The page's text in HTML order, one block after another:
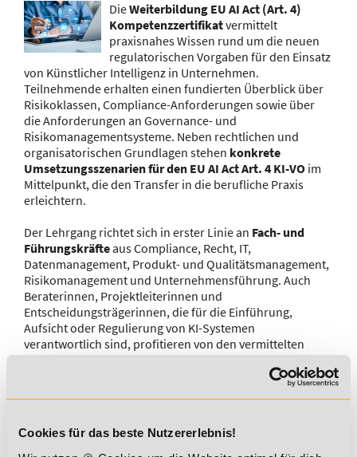
Cookies für das beste Nutzererlebnis!
DieWeiterbildung EU AI Act (Art. 4)
Kompetenzzertifikatvermittelt
praxisnahes Wissen rund um die neuen
regulatorischen Vorgaben für den Einsatz
von Künstlicher Intelligenz in Unternehmen.
Teilnehmende erhalten einen fundierten Überblick über
Risikoklassen, Compliance-Anforderungen sowie über
die Anforderungen an Governance- und
Risikomanagementsysteme. Neben rechtlichen und
organisatorischen Grundlagen stehen konkrete
Umsetzungsszenarien für den EU AI Act Art. 4 KI-VO im
Mittelpunkt, die den Transfer in die berufliche Praxis
erleichtern.
Der Lehrgang richtet sich in erster Linie an Fach- und
Führungskräfteaus Compliance, Recht, IT,
Datenmanagement, Produkt- und Qualitätsmanagement,
Risikomanagement und Unternehmensführung. Auch
Beraterinnen, Projektleiterinnen und
Entscheidungsträgerinnen, die für die Einführung,
Aufsicht oder Regulierung von KI-Systemen
verantwortlich sind, profitieren von den vermittelten
Inhalten.
stärkt die Weiterbildung persönliche
Reflexionsfähigkeit und Kommunikationsstärke –